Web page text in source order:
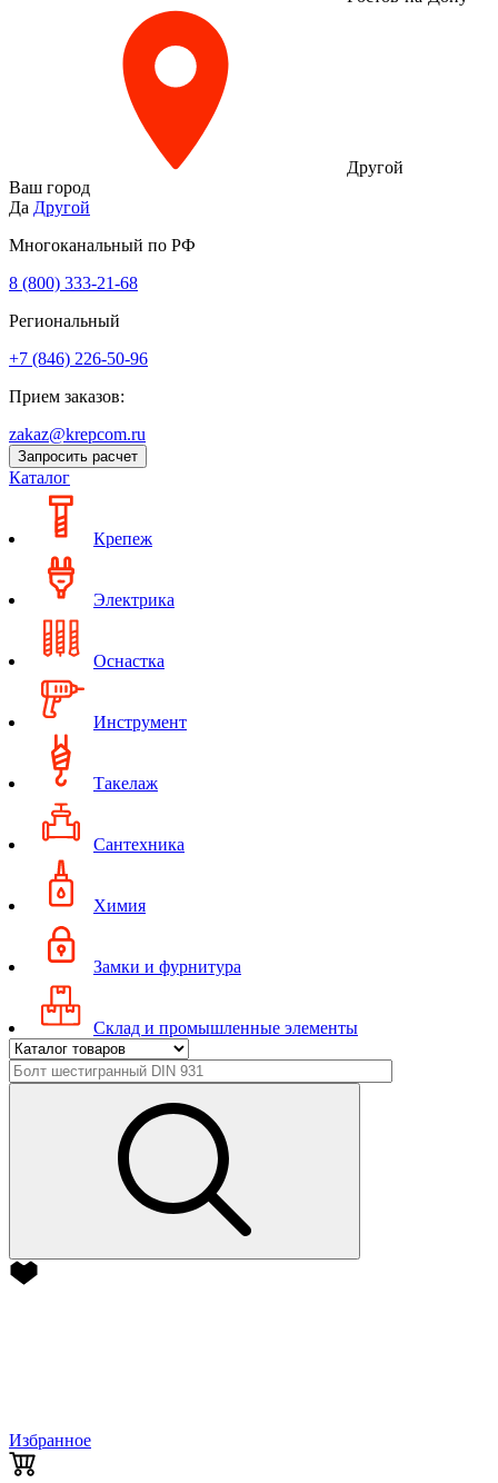
Другой
Ваш город
Да Другой
Многоканальный по РФ
8 (800) 333‑21-68
Региональный
+7 (846) 226-50-96
Прием заказов:
zakaz@krepcom.ru
Запросить расчет
Каталог
Крепеж
Электрика
Оснастка
Инструмент
Такелаж
Сантехника
Химия
Замки и фурнитура
Склад и промышленные элементы
Избранное